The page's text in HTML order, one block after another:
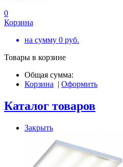
0
Корзина
на сумму 0 руб.
Товары в корзине
Общая сумма:
Корзина | Оформить
Каталог товаров
Закрыть